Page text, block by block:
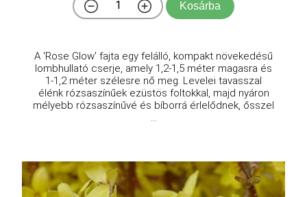
Kosárba
A 'Rose Glow' fajta egy felálló, kompakt növekedésű
lombhullató cserje, amely 1,2-1,5 méter magasra és
1-1,2 méter szélesre nő meg. Levelei tavasszal
élénk rózsaszínűek ezüstös foltokkal, majd nyáron
mélyebb rózsaszínűvé és bíborrá érlelődnek, ősszel